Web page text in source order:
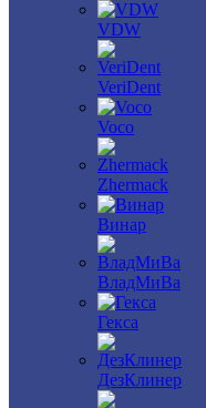
VDW
VeriDent
Voco
Zhermack
Винар
ВладМиВа
Гекса
ДезКлинер